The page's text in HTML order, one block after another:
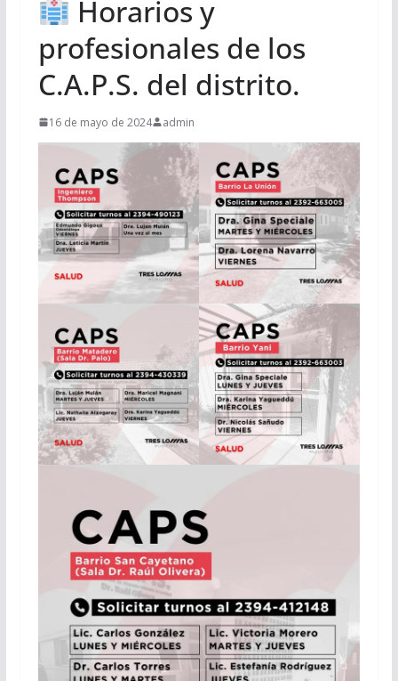
Horarios y
profesionales de los
C.A.P.S. del distrito.
16 de mayo de 2024 admin